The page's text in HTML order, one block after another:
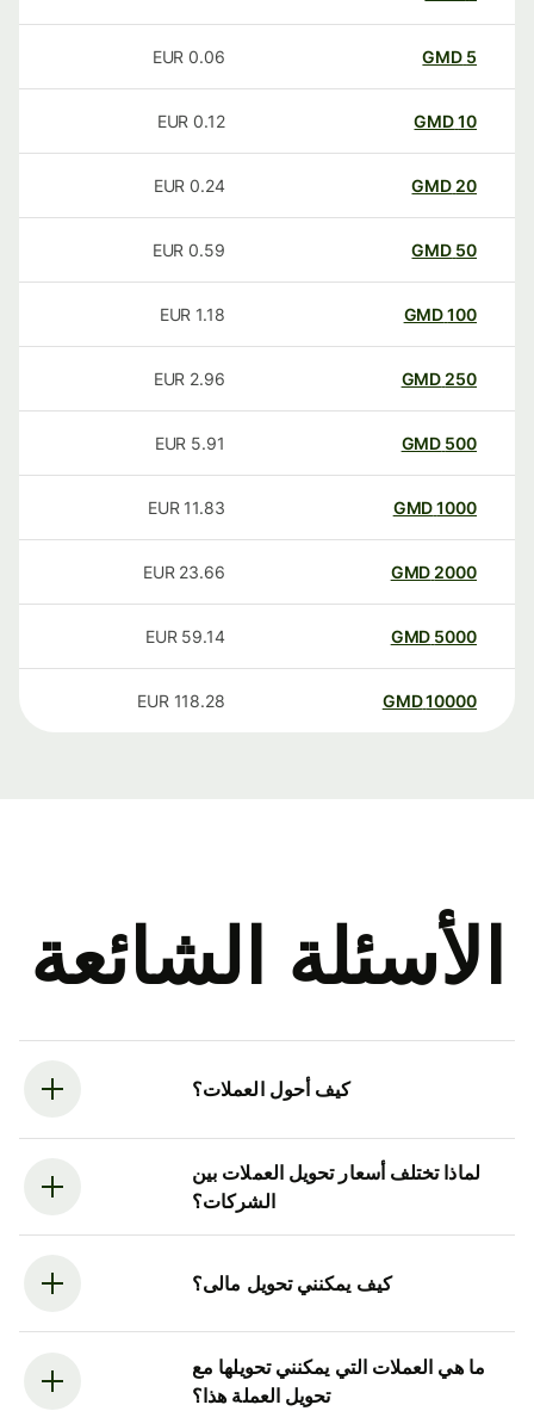
GMD
0.06
EUR
GMD
0.12
EUR
20
GMD
0.24
EUR
50
GMD
0.59
EUR
100
GMD
1.18
EUR
250
GMD
2.96
EUR
500
GMD
5.91
EUR
1000
GMD
11.83
EUR
2000
GMD
23.66
EUR
5000
GMD
59.14
EUR
10000
GMD
118.28
EUR
الأسئلة الشائعة
كيف أحول العملات؟
لماذا تختلف أسعار تحويل العملات بين
الشركات؟
كيف يمكنني تحويل مالى؟
ما هي العملات التي يمكنني تحويلها مع
تحويل العملة هذا؟